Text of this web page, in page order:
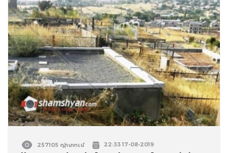
257105 դիտում 22:33 17-08-2019